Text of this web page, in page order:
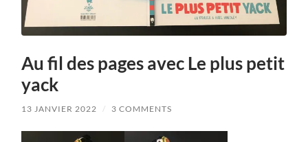
Au fil des pages avec Le plus petit
yack
13 JANVIER 2022 / 3 COMMENTS